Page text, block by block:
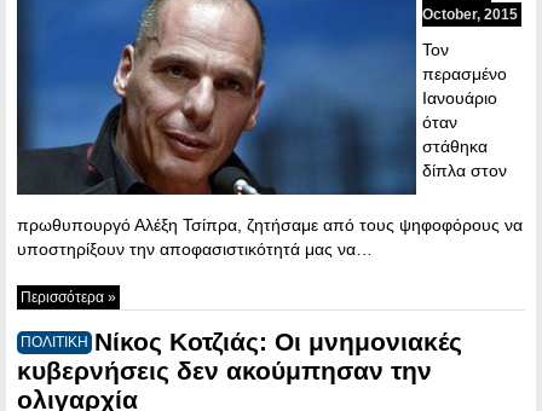
October, 2015
Τον
περασμένο
Ιανουάριο
όταν
στάθηκα
δίπλα στον
πρωθυπουργό Αλέξη Τσίπρα, ζητήσαμε από τους ψηφοφόρους να
υποστηρίξουν την αποφασιστικότητά μας να…
Περισσότερα »
ΠΟΛΙΤΙΚΗ Νίκος Κοτζιάς: Οι μνημονιακές
κυβερνήσεις δεν ακούμπησαν την
ολιγαρχία